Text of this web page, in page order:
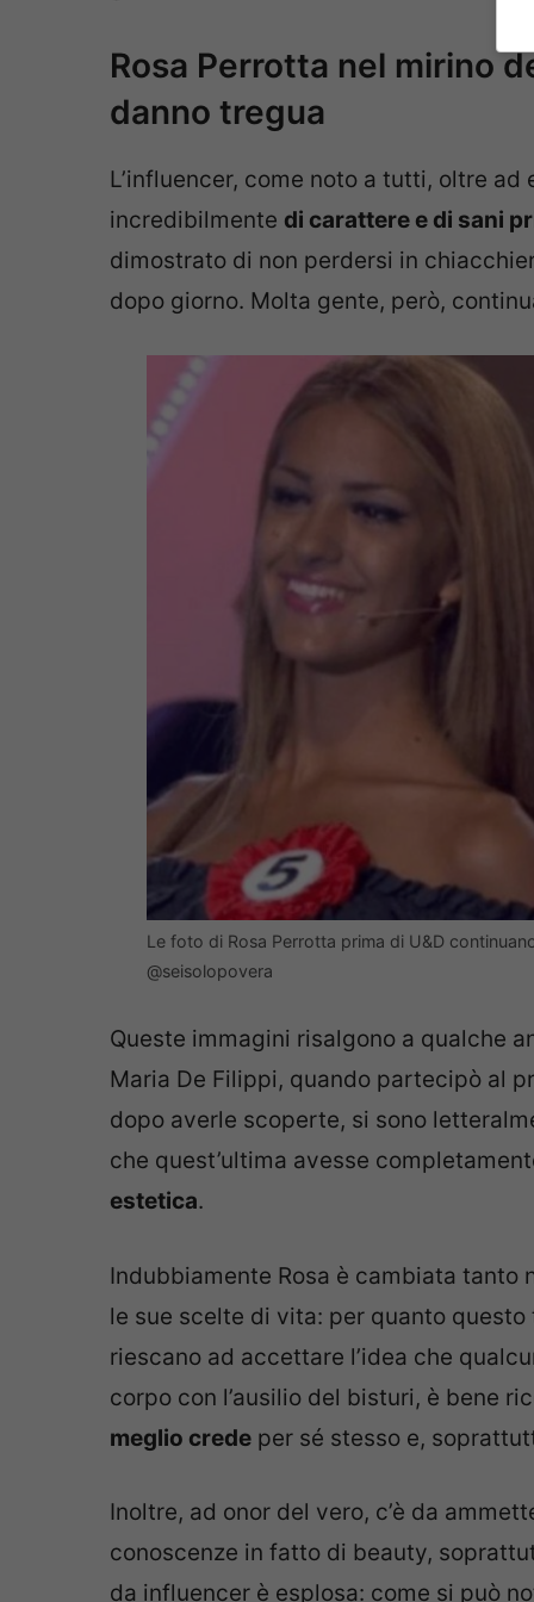
Rosa Perrotta nel mirino
danno tregua
L’influencer, come noto a tutti, oltre
incredibilmente di carattere e di sani
dimostrato di non perdersi in
dopo giorno. Molta gente, però,
Le foto di Rosa Perrotta prima di U&D
@seisolopovera
Queste immagini risalgono a qualche
Maria De Filippi, quando partecipò al
dopo averle scoperte, si sono
che quest’ultima avesse
estetica.
Indubbiamente Rosa è cambiata tanto
le sue scelte di vita: per quanto
riescano ad accettare l’idea che
corpo con l’ausilio del bisturi, è bene
meglio crede per sé stesso e,
Inoltre, ad onor del vero, c’è da
conoscenze in fatto di beauty,
da influencer è esplosa: come si può